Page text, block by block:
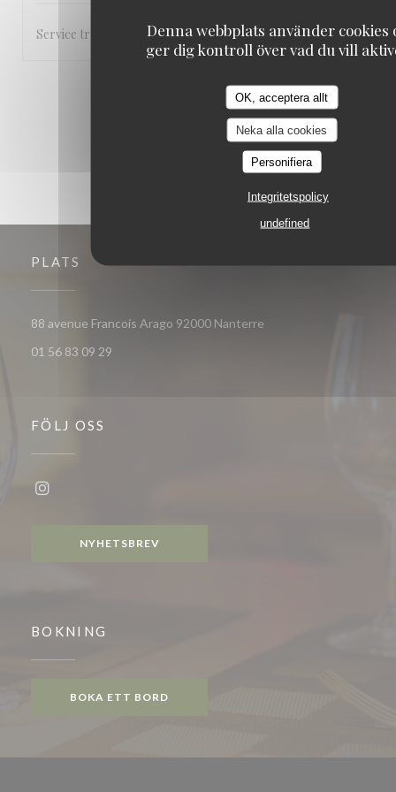
Denna webbplats använder cookies
ger dig kontroll över vad du vill
OK, acceptera allt
Neka alla cookies
Personifiera
Integritetspolicy
undefined
Service très accueillant et rapide
1 2 3
PLATS
88 avenue Francois Arago 92000 Nanterre
01 56 83 09 29
FÖLJ OSS
NYHETSBREV
BOKNING
BOKA ETT BORD